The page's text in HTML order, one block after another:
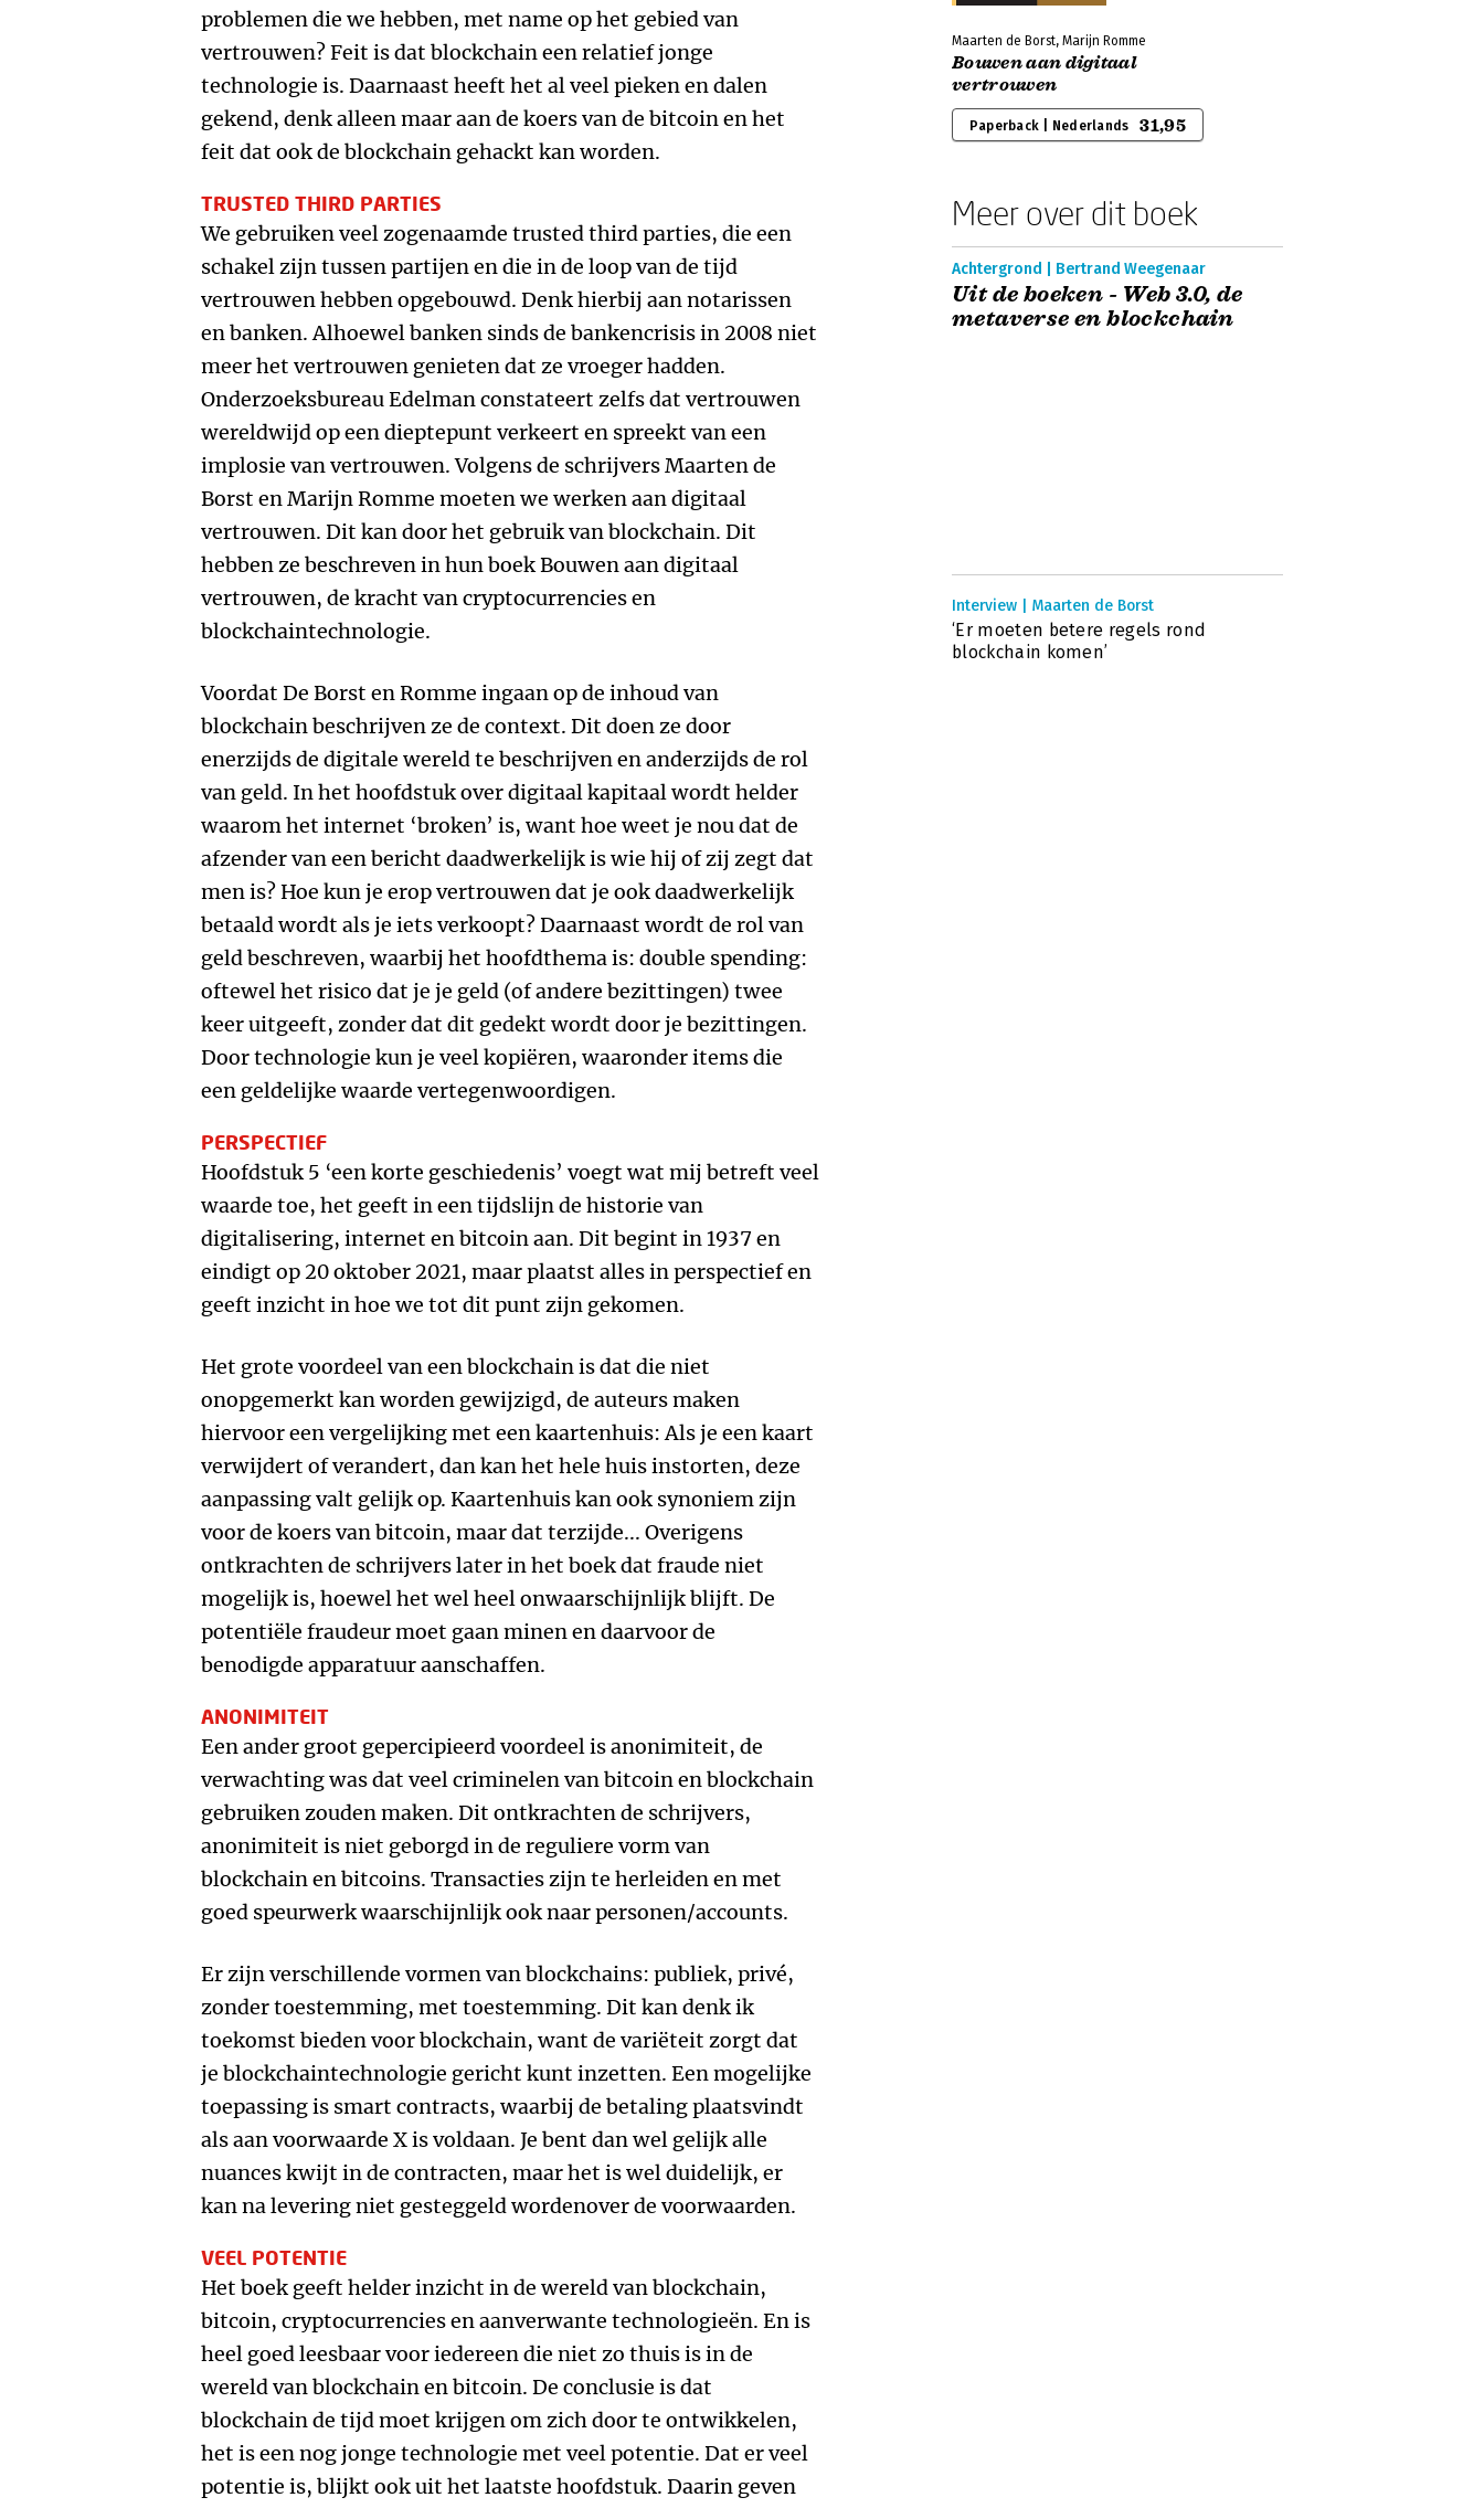
problemen die we hebben, met name op het gebied van
vertrouwen? Feit is dat blockchain een relatief jonge
technologie is. Daarnaast heeft het al veel pieken en dalen
gekend, denk alleen maar aan de koers van de bitcoin en het
feit dat ook de blockchain gehackt kan worden.
TRUSTED THIRD PARTIES
We gebruiken veel zogenaamde trusted third parties, die een
schakel zijn tussen partijen en die in de loop van de tijd
vertrouwen hebben opgebouwd. Denk hierbij aan notarissen
en banken. Alhoewel banken sinds de bankencrisis in 2008 niet
meer het vertrouwen genieten dat ze vroeger hadden.
Onderzoeksbureau Edelman constateert zelfs dat vertrouwen
wereldwijd op een dieptepunt verkeert en spreekt van een
implosie van vertrouwen. Volgens de schrijvers Maarten de
Borst en Marijn Romme moeten we werken aan digitaal
vertrouwen. Dit kan door het gebruik van blockchain. Dit
hebben ze beschreven in hun boek Bouwen aan digitaal
vertrouwen, de kracht van cryptocurrencies en
blockchaintechnologie.
Voordat De Borst en Romme ingaan op de inhoud van
blockchain beschrijven ze de context. Dit doen ze door
enerzijds de digitale wereld te beschrijven en anderzijds de rol
van geld. In het hoofdstuk over digitaal kapitaal wordt helder
waarom het internet ‘broken’ is, want hoe weet je nou dat de
afzender van een bericht daadwerkelijk is wie hij of zij zegt dat
men is? Hoe kun je erop vertrouwen dat je ook daadwerkelijk
betaald wordt als je iets verkoopt? Daarnaast wordt de rol van
geld beschreven, waarbij het hoofdthema is: double spending:
oftewel het risico dat je je geld (of andere bezittingen) twee
keer uitgeeft, zonder dat dit gedekt wordt door je bezittingen.
Door technologie kun je veel kopiëren, waaronder items die
een geldelijke waarde vertegenwoordigen.
PERSPECTIEF
Hoofdstuk 5 ‘een korte geschiedenis’ voegt wat mij betreft veel
waarde toe, het geeft in een tijdslijn de historie van
digitalisering, internet en bitcoin aan. Dit begint in 1937 en
eindigt op 20 oktober 2021, maar plaatst alles in perspectief en
geeft inzicht in hoe we tot dit punt zijn gekomen.
Het grote voordeel van een blockchain is dat die niet
onopgemerkt kan worden gewijzigd, de auteurs maken
hiervoor een vergelijking met een kaartenhuis: Als je een kaart
verwijdert of verandert, dan kan het hele huis instorten, deze
aanpassing valt gelijk op. Kaartenhuis kan ook synoniem zijn
voor de koers van bitcoin, maar dat terzijde... Overigens
ontkrachten de schrijvers later in het boek dat fraude niet
mogelijk is, hoewel het wel heel onwaarschijnlijk blijft. De
potentiële fraudeur moet gaan minen en daarvoor de
benodigde apparatuur aanschaffen.
ANONIMITEIT
Een ander groot gepercipieerd voordeel is anonimiteit, de
verwachting was dat veel criminelen van bitcoin en blockchain
gebruiken zouden maken. Dit ontkrachten de schrijvers,
anonimiteit is niet geborgd in de reguliere vorm van
blockchain en bitcoins. Transacties zijn te herleiden en met
goed speurwerk waarschijnlijk ook naar personen/accounts.
Er zijn verschillende vormen van blockchains: publiek, privé,
zonder toestemming, met toestemming. Dit kan denk ik
toekomst bieden voor blockchain, want de variëteit zorgt dat
je blockchaintechnologie gericht kunt inzetten. Een mogelijke
toepassing is smart contracts, waarbij de betaling plaatsvindt
als aan voorwaarde X is voldaan. Je bent dan wel gelijk alle
nuances kwijt in de contracten, maar het is wel duidelijk, er
kan na levering niet gesteggeld wordenover de voorwaarden.
VEEL POTENTIE
Het boek geeft helder inzicht in de wereld van blockchain,
bitcoin, cryptocurrencies en aanverwante technologieën. En is
heel goed leesbaar voor iedereen die niet zo thuis is in de
wereld van blockchain en bitcoin. De conclusie is dat
blockchain de tijd moet krijgen om zich door te ontwikkelen,
het is een nog jonge technologie met veel potentie. Dat er veel
potentie is, blijkt ook uit het laatste hoofdstuk. Daarin geven
Maarten de Borst, Marijn Romme
Bouwen aan digitaal
vertrouwen
Paperback | Nederlands 31,95
Meer over dit boek
Achtergrond | Bertrand Weegenaar
Uit de boeken - Web 3.0, de
metaverse en blockchain
Interview | Maarten de Borst
‘Er moeten betere regels rond
blockchain komen’